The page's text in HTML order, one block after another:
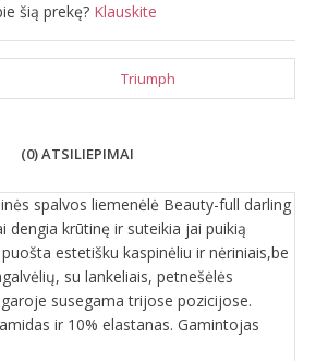
šią prekę? Klauskite
Triumph
(0) ATSILIEPIMAI
spalvos liemenėlė Beauty-full darling
dengia krūtinę ir suteikia jai puikią
estetišku kaspinėliu ir nėriniais,be
su lankeliais, petnešėlės
susegama trijose pozicijose.
ir 10% elastanas. Gamintojas